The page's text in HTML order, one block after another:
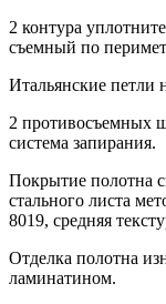
2 контура
съемный по
Итальянские петли
2 противосъемных
система запирания.
Покрытие полотна
стального листа
8019, средняя
Отделка полотна
ламинатином.